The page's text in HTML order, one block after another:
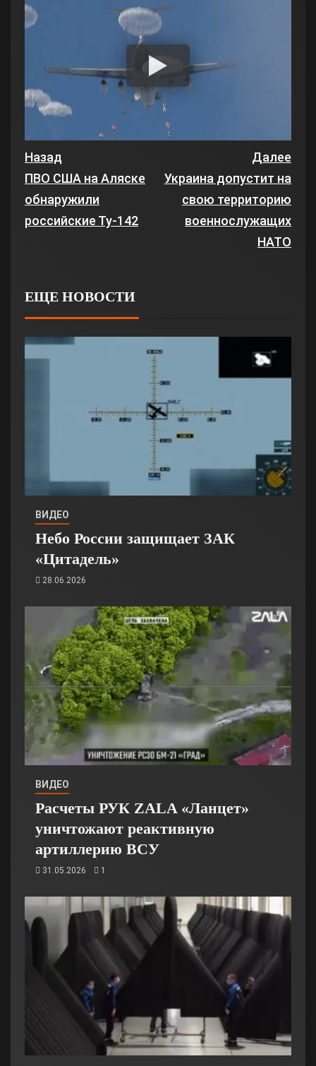
Назад
ПВО США на Аляске
обнаружили
российские Ту-142
Далее
Украина допустит на
свою территорию
военнослужащих
НАТО
ЕЩЕ НОВОСТИ
ВИДЕО
Небо России защищает ЗАК
«Цитадель»
28.06.2026
ВИДЕО
Расчеты РУК ZALA «Ланцет»
уничтожают реактивную
артиллерию ВСУ
31.05.2026 1